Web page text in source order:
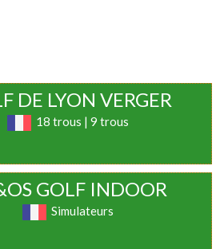
DE LYON VERGER
18 trous | 9 trous
GOLF INDOOR
Simulateurs